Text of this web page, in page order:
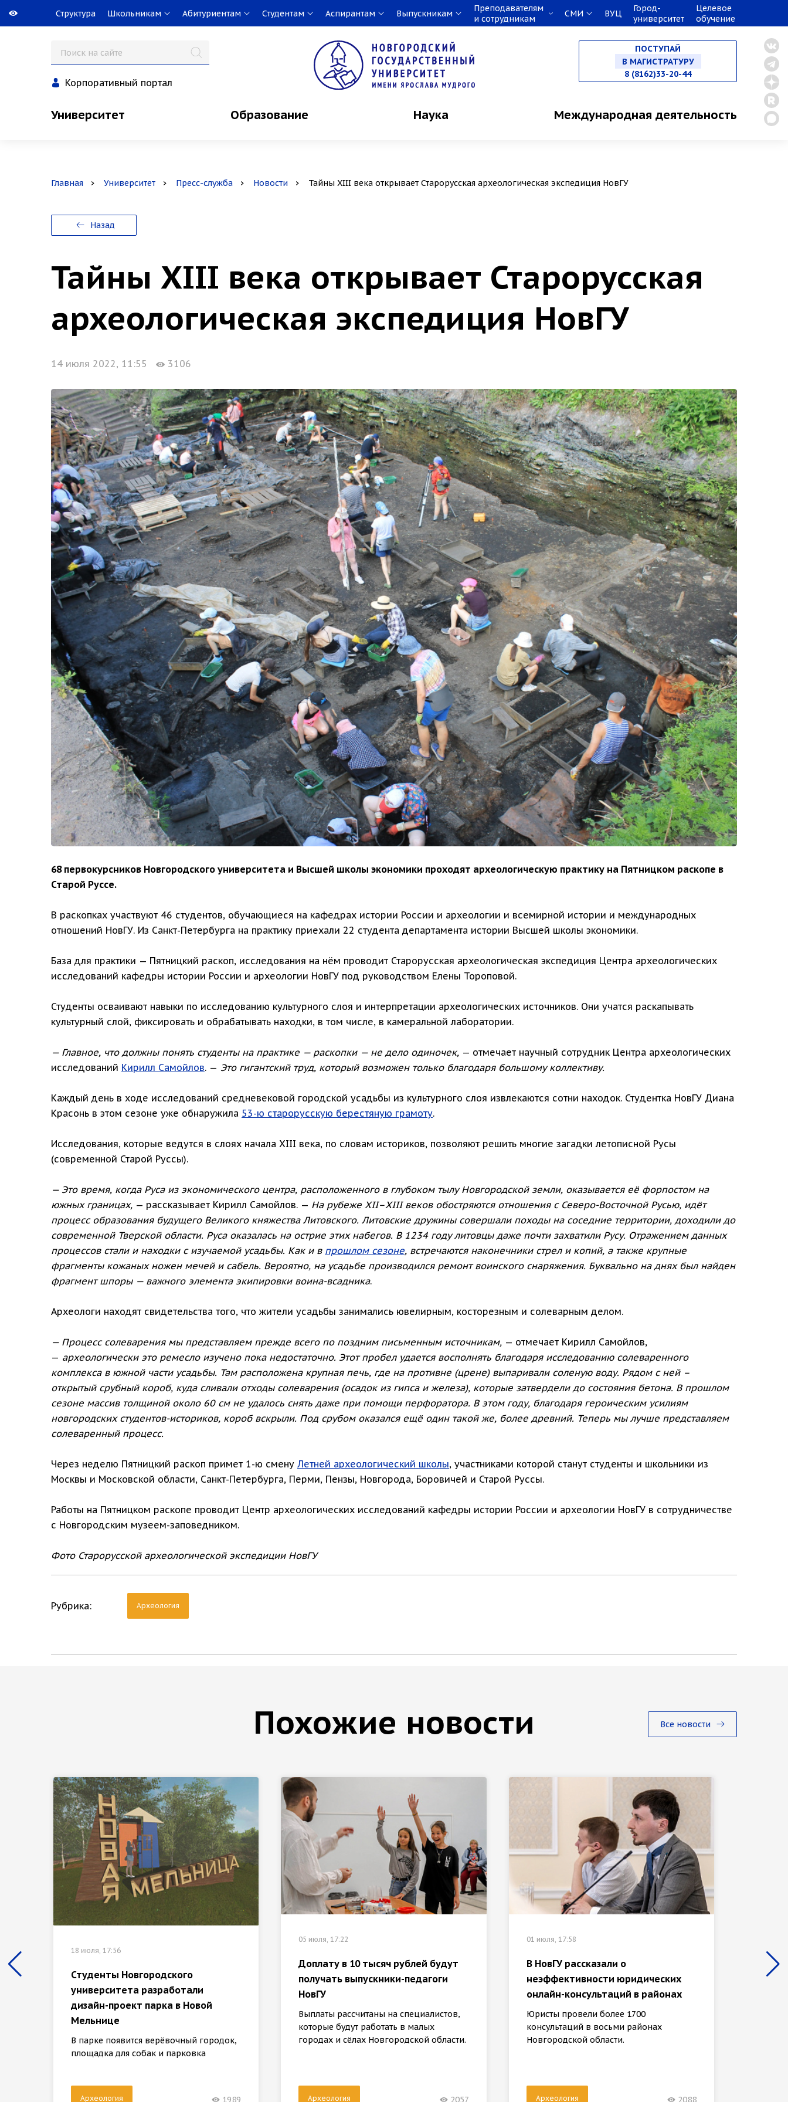
Структура Школьникам Абитуриентам Студентам Аспирантам Выпускникам
Преподавателям
и сотрудникам
СМИ ВУЦ
Город-
университет
Целевое
обучение
Корпоративный портал
ПОСТУПАЙ
НА СПЕЦИАЛИТЕТ
В МАГИСТРАТУРУ
8 (8162)33-20-44
Университет Образование Наука Международная деятельность
Главная Университет Пресс-служба Новости Тайны XIII века открывает Старорусская археологическая экспедиция НовГУ
Назад
Тайны XIII века открывает Старорусская
археологическая экспедиция НовГУ
14 июля 2022, 11:55 3106
68 первокурсников Новгородского университета и Высшей школы экономики проходят археологическую практику на Пятницком раскопе в
Старой Руссе.
В раскопках участвуют 46 студентов, обучающиеся на кафедрах истории России и археологии и всемирной истории и международных
отношений НовГУ. Из Санкт-Петербурга на практику приехали 22 студента департамента истории Высшей школы экономики.
База для практики — Пятницкий раскоп, исследования на нём проводит Старорусская археологическая экспедиция Центра археологических
исследований кафедры истории России и археологии НовГУ под руководством Елены Тороповой.
Студенты осваивают навыки по исследованию культурного слоя и интерпретации археологических источников. Они учатся раскапывать
культурный слой, фиксировать и обрабатывать находки, в том числе, в камеральной лаборатории.
— Главное, что должны понять студенты на практике — раскопки — не дело одиночек, — отмечает научный сотрудник Центра археологических
исследований Кирилл Самойлов. — Это гигантский труд, который возможен только благодаря большому коллективу.
Каждый день в ходе исследований средневековой городской усадьбы из культурного слоя извлекаются сотни находок. Студентка НовГУ Диана
Красонь в этом сезоне уже обнаружила 53-ю старорусскую берестяную грамоту.
Исследования, которые ведутся в слоях начала XIII века, по словам историков, позволяют решить многие загадки летописной Русы
(современной Старой Руссы).
— Это время, когда Руса из экономического центра, расположенного в глубоком тылу Новгородской земли, оказывается её форпостом на
южных границах, — рассказывает Кирилл Самойлов. — На рубеже XII–XIII веков обостряются отношения с Северо-Восточной Русью, идёт
процесс образования будущего Великого княжества Литовского. Литовские дружины совершали походы на соседние территории, доходили до
современной Тверской области. Руса оказалась на острие этих набегов. В 1234 году литовцы даже почти захватили Русу. Отражением данных
процессов стали и находки с изучаемой усадьбы. Как и в прошлом сезоне, встречаются наконечники стрел и копий, а также крупные
фрагменты кожаных ножен мечей и сабель. Вероятно, на усадьбе производился ремонт воинского снаряжения. Буквально на днях был найден
фрагмент шпоры — важного элемента экипировки воина-всадника.
Археологи находят свидетельства того, что жители усадьбы занимались ювелирным, косторезным и солеварным делом.
— Процесс солеварения мы представляем прежде всего по поздним письменным источникам, — отмечает Кирилл Самойлов,
— археологически это ремесло изучено пока недостаточно. Этот пробел удается восполнять благодаря исследованию солеваренного
комплекса в южной части усадьбы. Там расположена крупная печь, где на противне (црене) выпаривали соленую воду. Рядом с ней –
открытый срубный короб, куда сливали отходы солеварения (осадок из гипса и железа), которые затвердели до состояния бетона. В прошлом
сезоне массив толщиной около 60 см не удалось снять даже при помощи перфоратора. В этом году, благодаря героическим усилиям
новгородских студентов-историков, короб вскрыли. Под срубом оказался ещё один такой же, более древний. Теперь мы лучше представляем
солеваренный процесс.
Через неделю Пятницкий раскоп примет 1-ю смену Летней археологический школы, участниками которой станут студенты и школьники из
Москвы и Московской области, Санкт-Петербурга, Перми, Пензы, Новгорода, Боровичей и Старой Руссы.
Работы на Пятницком раскопе проводит Центр археологических исследований кафедры истории России и археологии НовГУ в сотрудничестве
с Новгородским музеем-заповедником.
Фото Старорусской археологической экспедиции НовГУ
Рубрика: Археология
Похожие новости Все новости
18 июля, 17:56
Студенты Новгородского
университета разработали
дизайн-проект парка в Новой
Мельнице
В парке появится верёвочный городок,
площадка для собак и парковка
Археология 1989
05 июля, 17:22
Доплату в 10 тысяч рублей будут
получать выпускники-педагоги
НовГУ
Выплаты рассчитаны на специалистов,
которые будут работать в малых
городах и сёлах Новгородской области.
Археология 2057
01 июля, 17:58
В НовГУ рассказали о
неэффективности юридических
онлайн-консультаций в районах
Юристы провели более 1700
консультаций в восьми районах
Новгородской области.
Археология 2088
27 июня,